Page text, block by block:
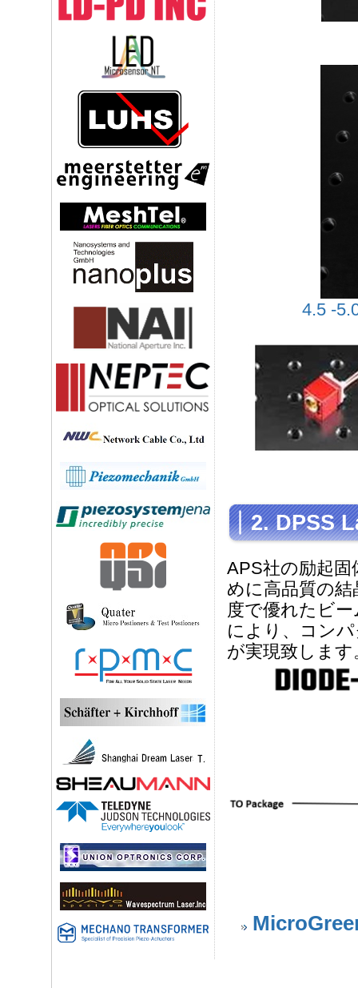
4.5 -
2. DPSS
APS社の励起
めに高品質の
度で優れたビ
により、コン
が実現致します